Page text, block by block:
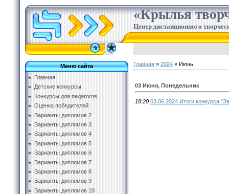
«Крылья
Центр дистанционного
Меню сайта
Главная
Детские конкурсы
Конкурсы для педагогов
Оценка победителей
Варианты дипломов 2
Варианты дипломов 3
Варианты дипломов 4
Варианты дипломов 5
Варианты дипломов 6
Варианты дипломов 7
Варианты дипломов 8
Варианты дипломов 9
Варианты дипломов 10
Главная » 2024 » Июнь
03 Июня, Понедельник
18:20 03.06.2024 Итоги конкурса